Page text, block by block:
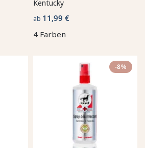
Kentucky
ab 11,99 €
4 Farben
-8%